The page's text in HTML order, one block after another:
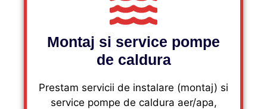
Montaj si service pompe
de caldura
Prestam servicii de instalare (montaj) si
service pompe de caldura aer/apa,